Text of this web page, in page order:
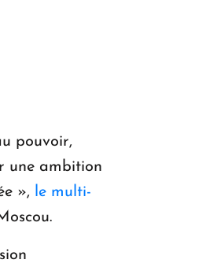
pouvoir,
une ambition
», le multi-